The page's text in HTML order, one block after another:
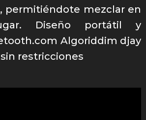
permitiéndote mezclar en
Diseño portátil y
Algoriddim djay
restricciones